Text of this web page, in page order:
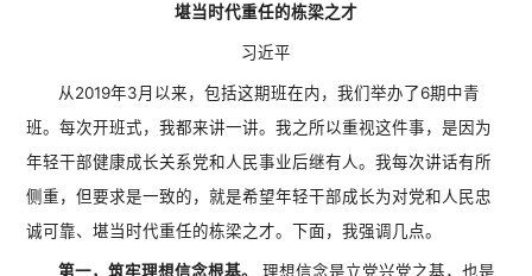
堪当时代重任的栋梁之才
习近平
从2019年3月以来，包括这期班在内，我们举办了6期中青
班。每次开班式，我都来讲一讲。我之所以重视这件事，是因为
年轻干部健康成长关系党和人民事业后继有人。我每次讲话有所
侧重，但要求是一致的，就是希望年轻干部成长为对党和人民忠
诚可靠、堪当时代重任的栋梁之才。下面，我强调几点。
第一，筑牢理想信念根基。
理想信念是立党兴党之基，也是